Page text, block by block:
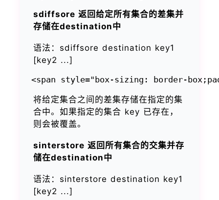
sdiffsore 返回给定所有集合的差集并
存储在destination中
语法：sdiffsore destination key1
[key2 ...]
将给定集合之间的差集存储在指定的集
合中。如果指定的集合 key 已存在，
则会被覆盖。
sinterstore 返回所有集合的交集并存
储在destination中
语法：sinterstore destination key1
[key2 ...]